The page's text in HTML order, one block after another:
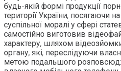
будь-якій формі продукції
території України, посягаючи
суспільної моралі у сфері
самостійно виготовив
характеру, шляхом
органу, які, переслідуючи
метою подальшого